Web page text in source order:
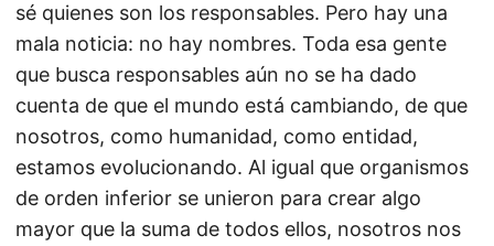
sé quienes son los responsables. Pero hay una
mala noticia: no hay nombres. Toda esa gente
que busca responsables aún no se ha dado
cuenta de que el mundo está cambiando, de que
nosotros, como humanidad, como entidad,
estamos evolucionando. Al igual que organismos
de orden inferior se unieron para crear algo
mayor que la suma de todos ellos, nosotros nos